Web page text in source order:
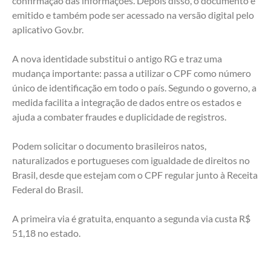
emitido e também pode ser acessado na versão digital pelo
aplicativo Gov.br.
A nova identidade substitui o antigo RG e traz uma
mudança importante: passa a utilizar o CPF como número
único de identificação em todo o país. Segundo o governo, a
medida facilita a integração de dados entre os estados e
ajuda a combater fraudes e duplicidade de registros.
Podem solicitar o documento brasileiros natos,
naturalizados e portugueses com igualdade de direitos no
Brasil, desde que estejam com o CPF regular junto à Receita
Federal do Brasil.
A primeira via é gratuita, enquanto a segunda via custa R$
51,18 no estado.